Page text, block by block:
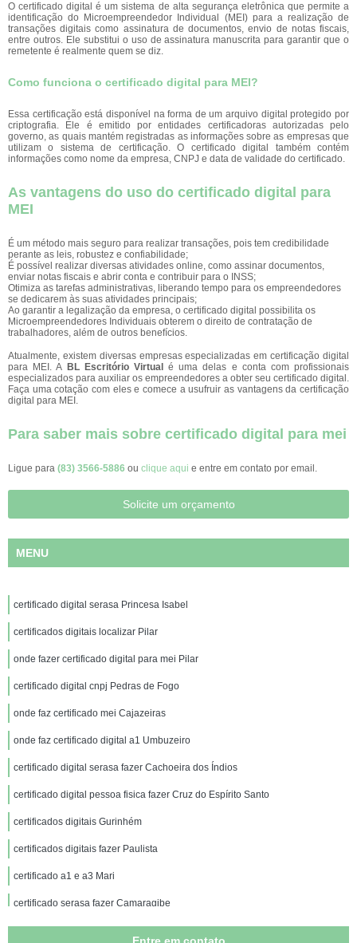
O certificado digital é um sistema de alta segurança eletrônica que permite a
identificação do Microempreendedor Individual (MEI) para a realização de
transações digitais como assinatura de documentos, envio de notas fiscais,
entre outros. Ele substitui o uso de assinatura manuscrita para garantir que o
remetente é realmente quem se diz.
Como funciona o certificado digital para MEI?
Essa certificação está disponível na forma de um arquivo digital protegido por
criptografia. Ele é emitido por entidades certificadoras autorizadas pelo
governo, as quais mantém registradas as informações sobre as empresas que
utilizam o sistema de certificação. O certificado digital também contém
informações como nome da empresa, CNPJ e data de validade do certificado.
As vantagens do uso do certificado digital para
MEI
É um método mais seguro para realizar transações, pois tem credibilidade
perante as leis, robustez e confiabilidade;
É possível realizar diversas atividades online, como assinar documentos,
enviar notas fiscais e abrir conta e contribuir para o INSS;
Otimiza as tarefas administrativas, liberando tempo para os empreendedores
se dedicarem às suas atividades principais;
Ao garantir a legalização da empresa, o certificado digital possibilita os
Microempreendedores Individuais obterem o direito de contratação de
trabalhadores, além de outros benefícios.
Atualmente, existem diversas empresas especializadas em certificação digital
para MEI. A BL Escritório Virtual
é uma delas e conta com profissionais
especializados para auxiliar os empreendedores a obter seu certificado digital.
Faça uma cotação com eles e comece a usufruir as vantagens da certificação
digital para MEI.
Para saber mais sobre certificado digital para mei
Ligue para (83) 3566-5886 ou clique aqui e entre em contato por email.
Solicite um orçamento
MENU
certificado digital serasa Princesa Isabel
certificados digitais localizar Pilar
onde fazer certificado digital para mei Pilar
certificado digital cnpj Pedras de Fogo
onde faz certificado mei Cajazeiras
onde faz certificado digital a1 Umbuzeiro
certificado digital serasa fazer Cachoeira dos Índios
certificado digital pessoa fisica fazer Cruz do Espírito Santo
certificados digitais Gurinhém
certificados digitais fazer Paulista
certificado a1 e a3 Mari
certificado serasa fazer Camaragibe